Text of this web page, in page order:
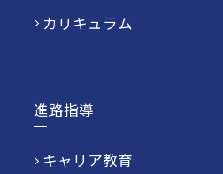
カリキュラム
進路指導
キャリア教育